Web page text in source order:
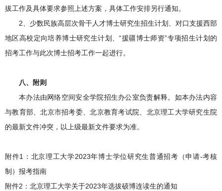
拔工作及具体要求参照上述方案，具体工作安排另行通知。
2、少数民族高层次骨干人才博士研究生招生计划、对口支援西部
地区高校定向培养博士研究生计划、“援疆博士师资”专项招生计划的
招考工作与此次博士招考工作一起进行。
八、附则
本办法由网络空间安全学院招生办公室负责解释。如本办法内容
与教育部、北京市招考委、北京教育考试院、北京理工大学研究生院
的最新文件冲突，以上级最新文件要求为准。
附件1：北京理工大学2023年博士学位研究生普通招考（申请-考核
制）报考指南
附件2：北京理工大学关于2023年选拔硕博连读生的通知